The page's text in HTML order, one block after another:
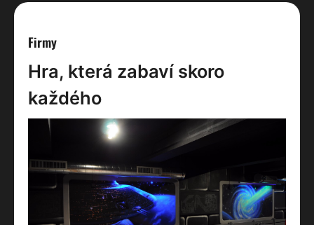
Firmy
Hra, která zabaví skoro
každého